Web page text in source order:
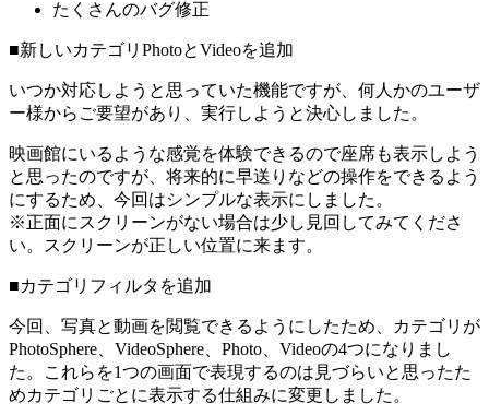
たくさんのバグ修正
■新しいカテゴリPhotoとVideoを追加
いつか対応しようと思っていた機能ですが、何人かのユーザ
ー様からご要望があり、実行しようと決心しました。
映画館にいるような感覚を体験できるので座席も表示しよう
と思ったのですが、将来的に早送りなどの操作をできるよう
にするため、今回はシンプルな表示にしました。
※正面にスクリーンがない場合は少し見回してみてくださ
い。スクリーンが正しい位置に来ます。
■カテゴリフィルタを追加
今回、写真と動画を閲覧できるようにしたため、カテゴリが
PhotoSphere、VideoSphere、Photo、Videoの4つになりまし
た。これらを1つの画面で表現するのは見づらいと思ったた
めカテゴリごとに表示する仕組みに変更しました。